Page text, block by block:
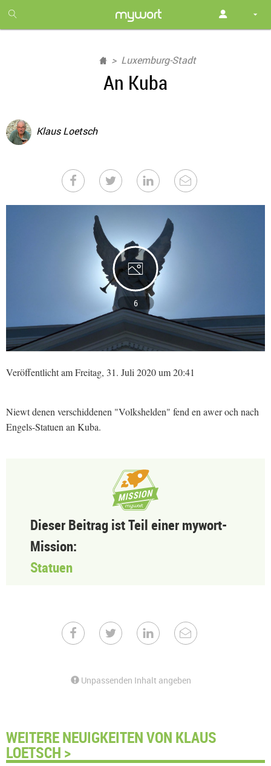
month
free
Luxemburg-Stadt
An Kuba
Klaus Loetsch
6
Veröffentlicht am Freitag, 31. Juli 2020 um 20:41
Niewt denen verschiddenen "Volkshelden" fend en awer och nach
Engels-Statuen an Kuba.
Dieser Beitrag ist Teil einer mywort-
Mission:
Statuen
Unpassenden Inhalt angeben
WEITERE NEUIGKEITEN VON KLAUS
LOETSCH >